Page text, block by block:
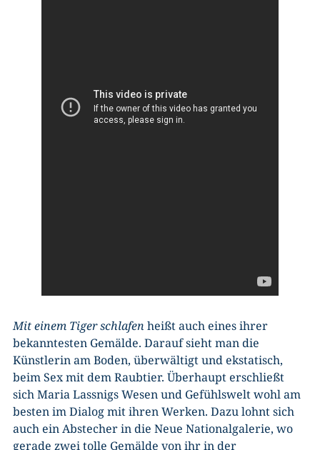
Mit einem Tiger schlafenheißt auch eines ihrer
bekanntesten Gemälde. Darauf sieht man die
Künstlerin am Boden, überwältigt und ekstatisch,
beim Sex mit dem Raubtier. Überhaupt erschließt
sich Maria Lassnigs Wesen und Gefühlswelt wohl am
besten im Dialog mit ihren Werken. Dazu lohnt sich
auch ein Abstecher in die Neue Nationalgalerie, wo
gerade zwei tolle Gemälde von ihr in der